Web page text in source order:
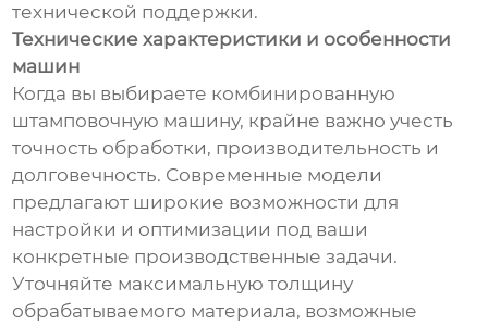
технической поддержки.
Технические характеристики и особенности
машин
Когда вы выбираете комбинированную
штамповочную машину, крайне важно учесть
точность обработки, производительность и
долговечность. Современные модели
предлагают широкие возможности для
настройки и оптимизации под ваши
конкретные производственные задачи.
Уточняйте максимальную толщину
обрабатываемого материала, возможные